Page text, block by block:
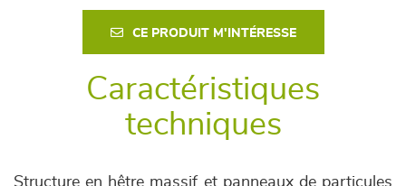
CE PRODUIT M'INTÉRESSE
Caractéristiques
techniques
Structure en hêtre massif et panneaux de particules